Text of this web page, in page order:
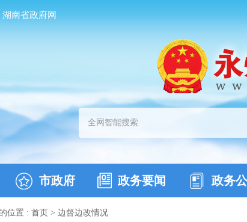
湖南省政府网
市政府 政务要闻 政务
位置 : 首页 > 边督边改情况